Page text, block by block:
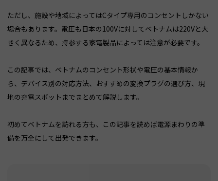
ただし、施設や地域によってはCタイプ専用のコンセントしかない
場合もあります。電圧も日本の100Vに対してベトナムは220Vと大
きく異なるため、持参する家電製品によっては注意が必要です。
この記事では、ベトナムのコンセント形状や電圧の基本情報か
ら、デバイス別の対応方法、おすすめの変換プラグの選び方、現
地の充電スポットまでまとめて解説します。
初めてベトナムを訪れる方も、この記事を読めば電源まわりの準
備を万全にして出発できます。